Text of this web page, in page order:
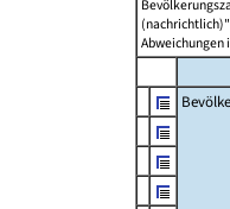
Abweichungen